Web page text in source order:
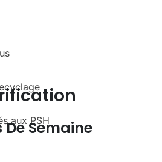
aux PSHSemaine